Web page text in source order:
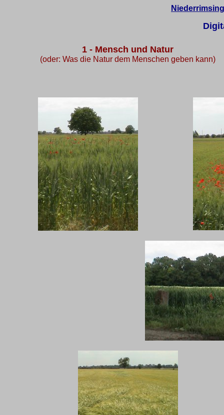
1 - Mensch und Natur
(oder: Was die Natur dem Menschen geben kann)